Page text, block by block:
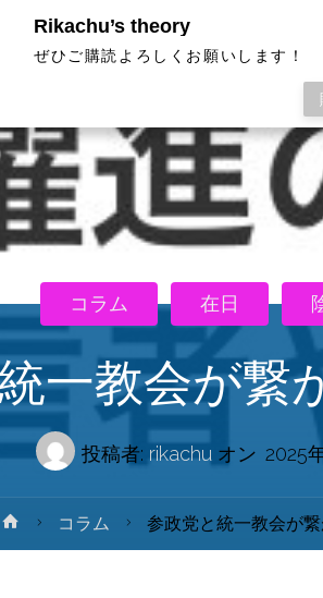
一教会が繋
投稿者: rikachu オン 2025
コラム 在日
ホ
ー
コラム 参政党と統一教会が
Rikachu’s theory
ぜひご購読よろしくお願いします！